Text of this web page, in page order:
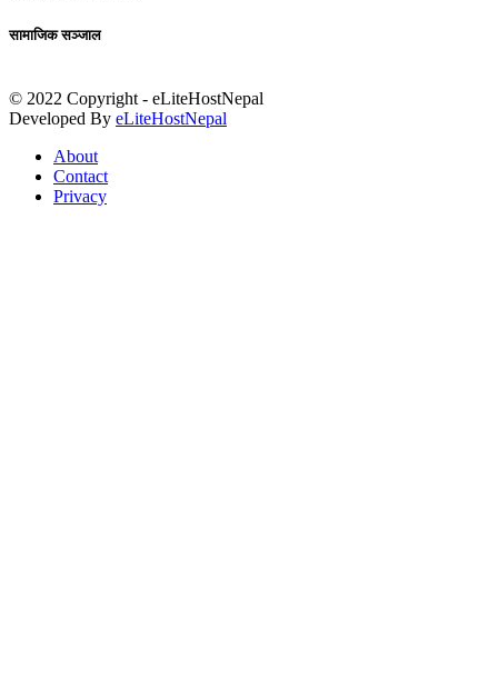
सामाजिक सञ्जाल
© 2022 Copyright - eLiteHostNepal
Developed By eLiteHostNepal
About
Contact
Privacy